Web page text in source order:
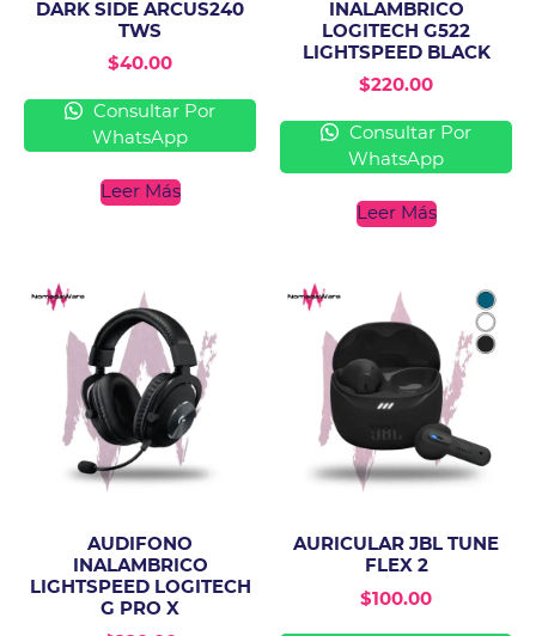
DARK SIDE ARCUS240
TWS
$40.00
Consultar Por
WhatsApp
Leer Más
INALAMBRICO
LOGITECH G522
LIGHTSPEED BLACK
$220.00
Consultar Por
WhatsApp
Leer Más
AUDIFONO
INALAMBRICO
LIGHTSPEED LOGITECH
G PRO X
AURICULAR JBL TUNE
FLEX 2
$100.00